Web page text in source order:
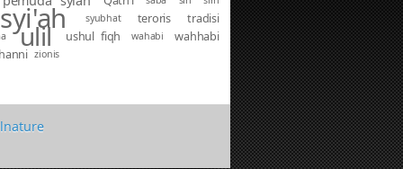
syi'ah syubhat teroris tradisi
ulil ushul fiqh wahabi wahhabi
zionis